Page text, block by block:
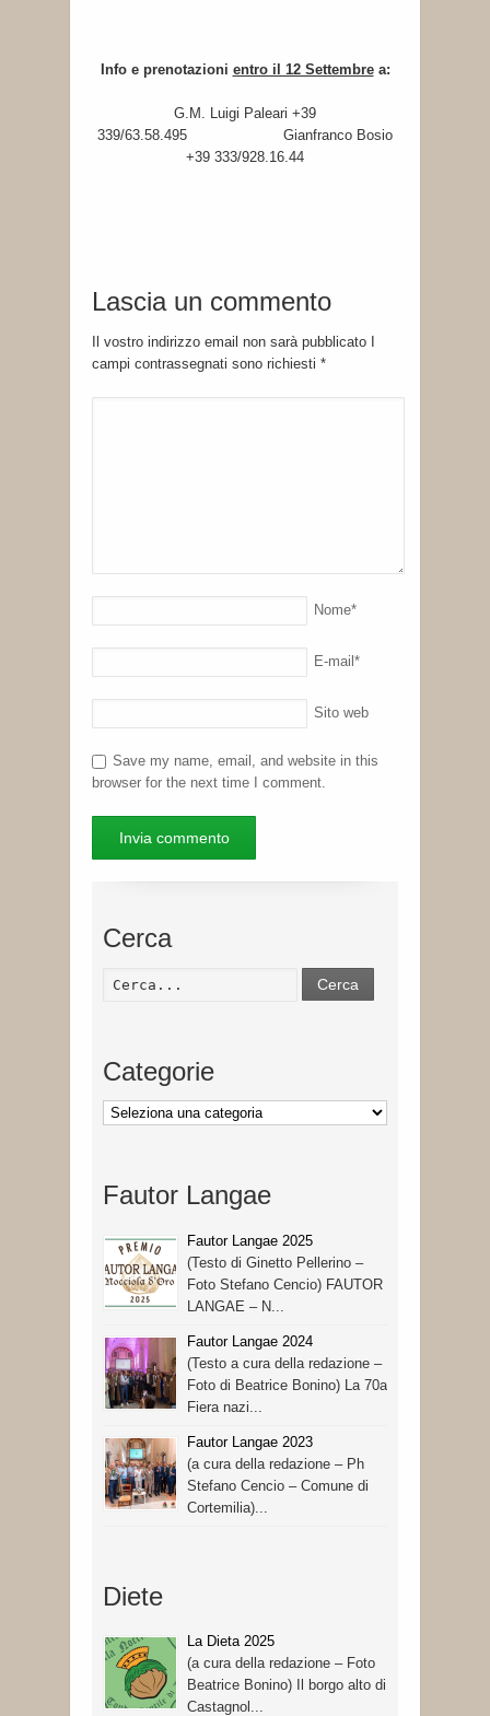
Info e prenotazioni entro il 12 Settembrea:
G.M. Luigi Paleari +39
339/63.58.495 Gianfranco Bosio
+39 333/928.16.44
Lascia un commento
Il vostro indirizzo email non sarà pubblicato I
campi contrassegnati sono richiesti *
Nome*
E-mail *
Sito web
Save my name, email, and website in this
browser for the next time I comment.
Cerca
Cerca
Categorie
Categorie
Fautor Langae
Fautor Langae 2025
(Testo di Ginetto Pellerino –
Foto Stefano Cencio) FAUTOR
LANGAE – N...
Fautor Langae 2024
(Testo a cura della redazione –
Foto di Beatrice Bonino) La 70a
Fiera nazi...
Fautor Langae 2023
(a cura della redazione – Ph
Stefano Cencio – Comune di
Cortemilia)...
Diete
La Dieta 2025
(a cura della redazione – Foto
Beatrice Bonino) Il borgo alto di
Castagnol...